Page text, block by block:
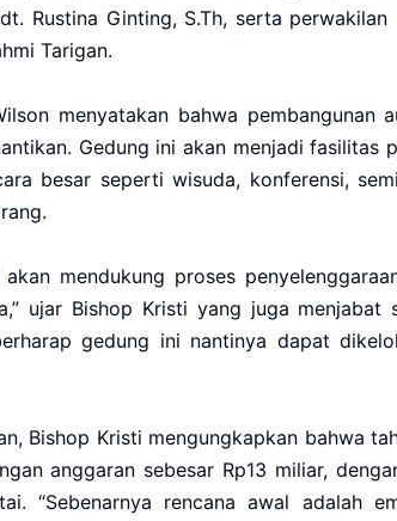
Rustina Ginting, S.Th, serta
Tarigan.
menyatakan bahwa pembangunan
Gedung ini akan menjadi fasilitas
besar seperti wisuda, konferensi,
akan mendukung proses
ujar Bishop Kristi yang juga menjabat
gedung ini nantinya dapat
Bishop Kristi mengungkapkan bahwa
anggaran sebesar Rp13 miliar,
“Sebenarnya rencana awal adalah